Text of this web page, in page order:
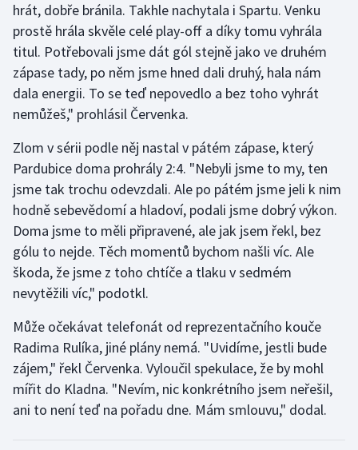
Volejbal
Ostatní
hrát, dobře bránila. Takhle nachytala i Spartu. Venku
prostě hrála skvěle celé play-off a díky tomu vyhrála
titul. Potřebovali jsme dát gól stejně jako ve druhém
zápase tady, po něm jsme hned dali druhý, hala nám
dala energii. To se teď nepovedlo a bez toho vyhrát
nemůžeš," prohlásil Červenka.
Zlom v sérii podle něj nastal v pátém zápase, který
Pardubice doma prohrály 2:4. "Nebyli jsme to my, ten
jsme tak trochu odevzdali. Ale po pátém jsme jeli k nim
hodně sebevědomí a hladoví, podali jsme dobrý výkon.
Doma jsme to měli připravené, ale jak jsem řekl, bez
gólu to nejde. Těch momentů bychom našli víc. Ale
škoda, že jsme z toho chtíče a tlaku v sedmém
nevytěžili víc," podotkl.
Může očekávat telefonát od reprezentačního kouče
Radima Rulíka, jiné plány nemá. "Uvidíme, jestli bude
zájem," řekl Červenka. Vyloučil spekulace, že by mohl
mířit do Kladna. "Nevím, nic konkrétního jsem neřešil,
ani to není teď na pořadu dne. Mám smlouvu," dodal.